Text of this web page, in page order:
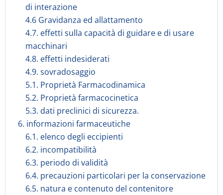
di interazione
4.6 Gravidanza ed allattamento
4.7. effetti sulla capacità di guidare e di usare
macchinari
4.8. effetti indesiderati
4.9. sovradosaggio
5.1. Proprietà Farmacodinamica
5.2. Proprietà farmacocinetica
5.3. dati preclinici di sicurezza.
6. informazioni farmaceutiche
6.1. elenco degli eccipienti
6.2. incompatibilità
6.3. periodo di validità
6.4. precauzioni particolari per la conservazione
6.5. natura e contenuto del contenitore